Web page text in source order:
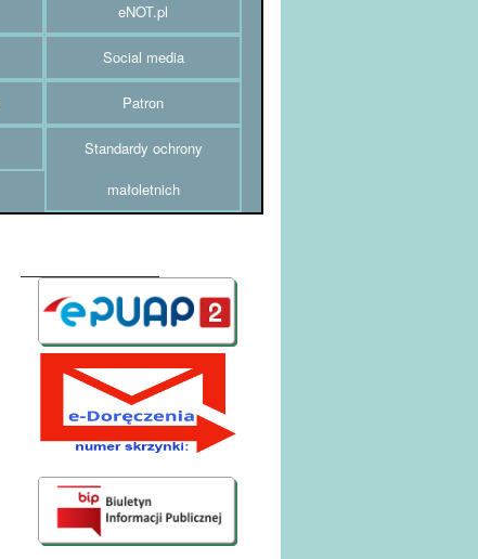
eNOT.pl
Social media
Patron
Standardy ochrony
małoletnich